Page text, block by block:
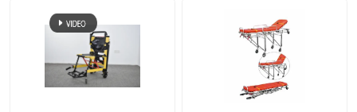
Ηλεκτρικό νοσοκομειακό κρεβάτι
Χειρωνακτικά νοσοκομειακά κρεβάτια